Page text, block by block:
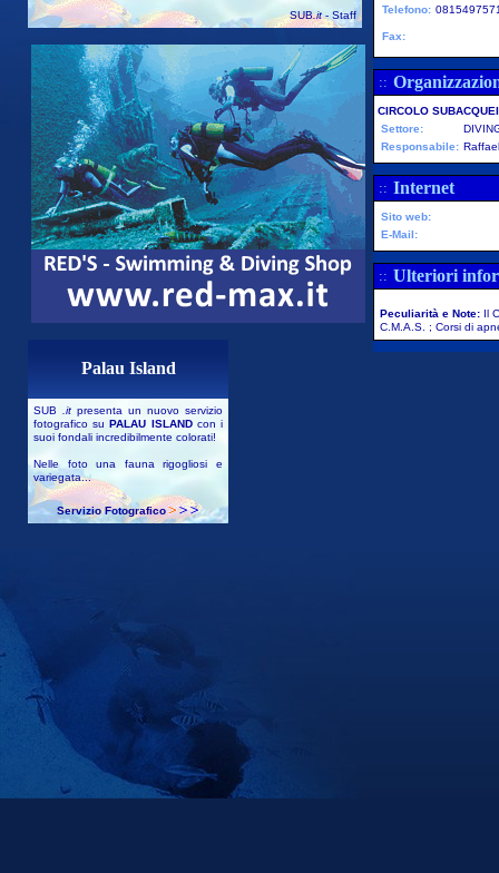
SUB.it- Staff
Palau Island
SUB .it presenta un nuovo servizio
fotografico suPALAU ISLANDcon i
suoi fondali incredibilmente colorati!
Nelle foto una fauna rigogliosi e
variegata...
Servizio Fotografico
Telefono:
Fax:
::
CIRCOLO
Settore:
Responsabile:
:: Internet
Sito web:
E-Mail:
:: Ulteriori
Peculiarità e Note: Il
C.M.A.S. ; Corsi di